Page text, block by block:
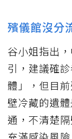
殯儀館沒分
谷小姐指出
引，建議確
體」，但目
壁冷藏的遺
通，不清楚